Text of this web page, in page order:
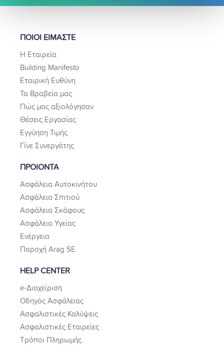
ΠΟΙΟΙ ΕΙΜΑΣΤΕ
Η Εταιρεία
Building Manifesto
Εταιρική Ευθύνη
Τα Βραβεία μας
Πώς μας αξιολόγησαν
Θέσεις Εργασίας
Εγγύηση Τιμής
Γίνε Συνεργάτης
ΠΡΟΙΟΝΤΑ
Ασφάλεια Αυτοκινήτου
Ασφάλεια Σπιτιού
Ασφάλεια Σκάφους
Ασφάλεια Υγείας
Ενέργεια
Παροχή Arag SE
HELP CENTER
e-Διαχείριση
Οδηγός Ασφάλειας
Ασφαλιστικές Καλύψεις
Ασφαλιστικές Εταιρείες
Τρόποι Πληρωμής